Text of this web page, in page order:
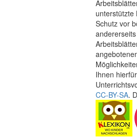
unterstützte
Schutz vor
Ihnen
CC-BY-SA.